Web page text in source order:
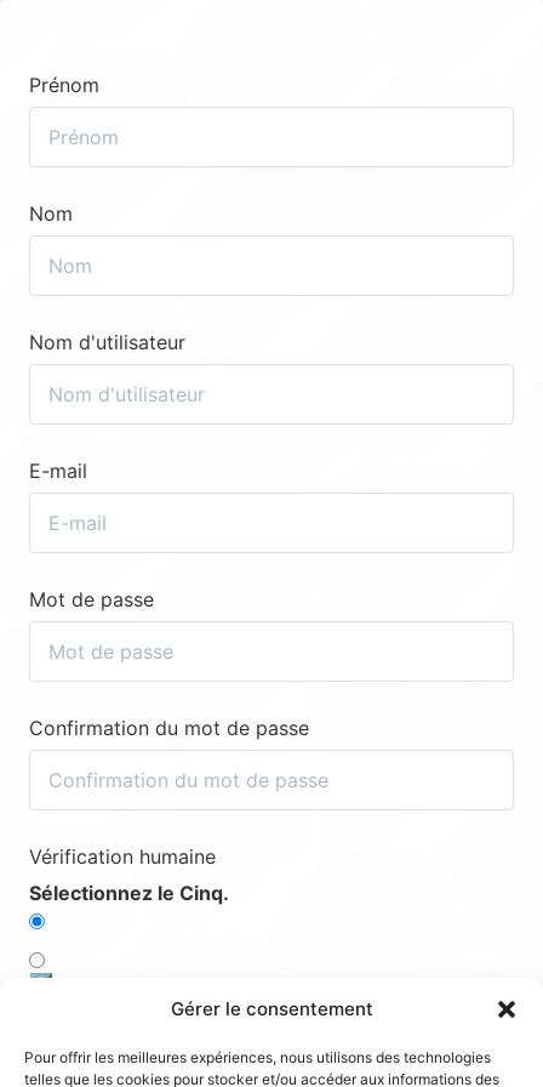
Gérer le consentement
Pour offrir les meilleures expériences, nous utilisons des technologies
telles que les cookies pour stocker et/ou accéder aux informations des
Prénom
Nom
Nom d'utilisateur
E-mail
Mot de passe
Confirmation du mot de passe
Vérification humaine
Sélectionnez le Cinq.
2️⃣